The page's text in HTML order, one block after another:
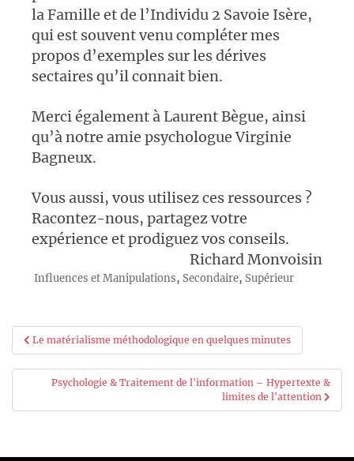
la Famille et de l’Individu 2 Savoie Isère,
qui est souvent venu compléter mes
propos d’exemples sur les dérives
sectaires qu’il connait bien.
Merci également à Laurent Bègue, ainsi
qu’à notre amie psychologue Virginie
Bagneux.
Vous aussi, vous utilisez ces ressources ?
Racontez-nous, partagez votre
expérience et prodiguez vos conseils.
Richard Monvoisin
Influences et Manipulations, Secondaire, Supérieur
Navigation
de
l’article
Le matérialisme méthodologique en quelques minutes
Psychologie & Traitement de l'information – Hypertexte &
limites de l'attention